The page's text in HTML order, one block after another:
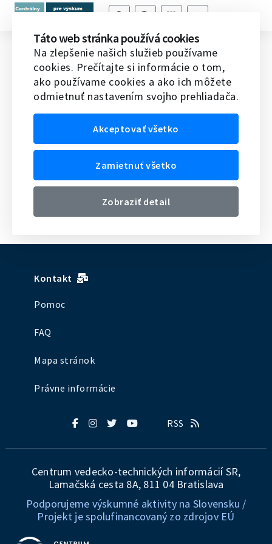
Audit systému výskumu a inovácií v
SR
Domov Veda v SR
Rada vlády SR pre vedu,
techniku a inovácie
Audit systému výskumu a inovácií v
Predkladacia správa
Uznesenie Rady k materiálu Audit systému výskumu
a inovácií v SR prostredníctvom medzinárodnej
inštitúcie
Kontakt
Pomoc
FAQ
Mapa stránok
Právne informácie
RSS
Centrum vedecko-technických informácií SR,
Lamačská cesta 8A, 811 04 Bratislava
Podporujeme výskumné aktivity na Slovensku /
Projekt je spolufinancovaný zo zdrojov EÚ
Táto web stránka používá cookies
Na zlepšenie našich služieb používame
cookies. Prečítajte si informácie o tom,
ako používame cookies a ako ich môžete
odmietnuť nastavením svojho prehliadača.
Akceptovať všetko
Zamietnuť všetko
Zobraziť detail